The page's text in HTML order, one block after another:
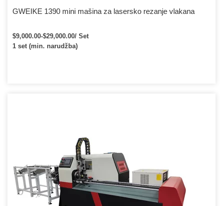
GWEIKE 1390 mini mašina za lasersko rezanje vlakana
$9,000.00-$29,000.00/ Set
1 set (min. narudžba)